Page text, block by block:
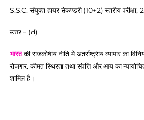
S.S.C. संयुक्त हायर सेकण्डरी (10+2) स्तरीय परीक्षा,
उत्तर – (d)
भारतकी राजकोषीय नीति में अंतर्राष्ट्रीय व्यापार का
रोजगार, कीमत स्थिरता तथा संपत्ति और आय का
शामिल है।